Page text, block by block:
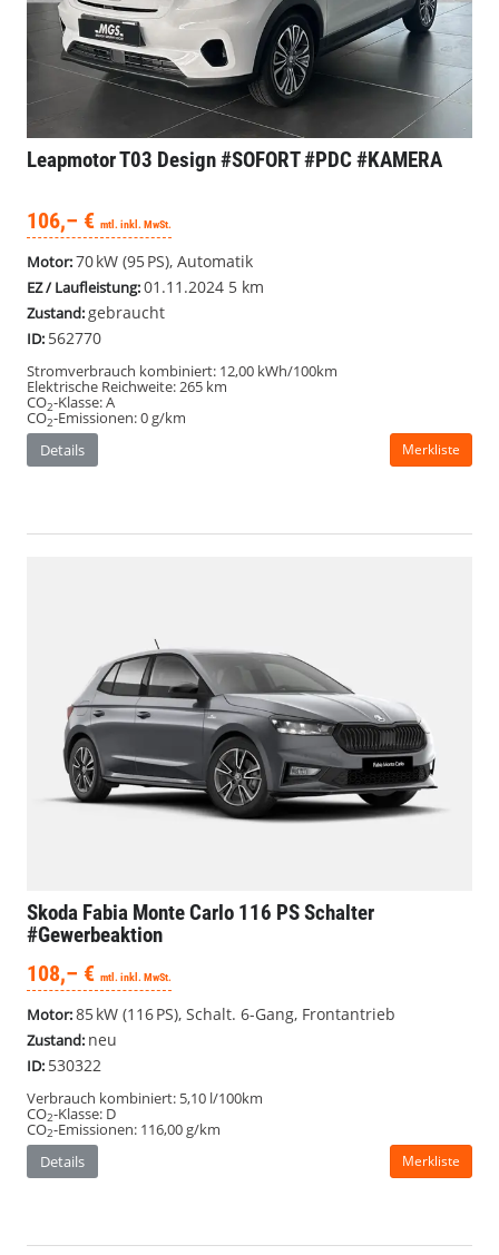
Leapmotor T03 Design #SOFORT #PDC #KAMERA
106,– € mtl. inkl. MwSt.
Motor:70 kW (95 PS), Automatik
EZ / Laufleistung:01.11.2024 5 km
Zustand:gebraucht
ID: 562770
Stromverbrauch kombiniert: 12,00 kWh/100km
Elektrische Reichweite:265 km
CO2-Klasse:A
CO2-Emissionen:0 g/km
Details
Merkliste
Skoda Fabia Monte Carlo 116 PS Schalter
#Gewerbeaktion
108,– € mtl. inkl. MwSt.
Motor:85 kW (116 PS), Schalt. 6-Gang, Frontantrieb
Zustand: neu
ID: 530322
Verbrauch kombiniert: 5,10 l/100km
CO2-Klasse: D
CO2-Emissionen: 116,00 g/km
Details
Merkliste